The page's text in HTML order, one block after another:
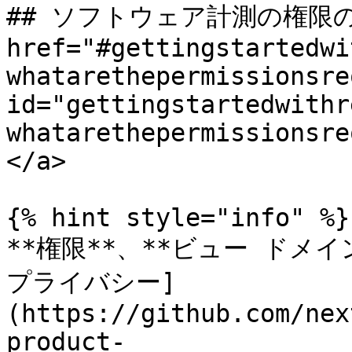
## ソフトウェア計測の権限
</a>
{% hint style="info" %}
**権限**、**ビュー ドメイ
プライバシー]
(https://github.com/
product-